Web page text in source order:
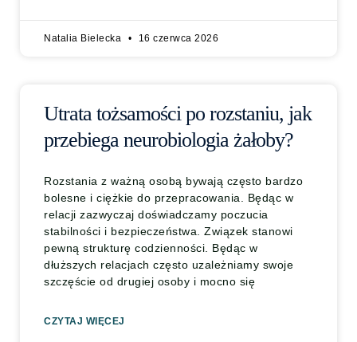
Natalia Bielecka 16 czerwca 2026
Utrata tożsamości po rozstaniu, jak
przebiega neurobiologia żałoby?
Rozstania z ważną osobą bywają często bardzo
bolesne i ciężkie do przepracowania. Będąc w
relacji zazwyczaj doświadczamy poczucia
stabilności i bezpieczeństwa. Związek stanowi
pewną strukturę codzienności. Będąc w
dłuższych relacjach często uzależniamy swoje
szczęście od drugiej osoby i mocno się
CZYTAJ WIĘCEJ